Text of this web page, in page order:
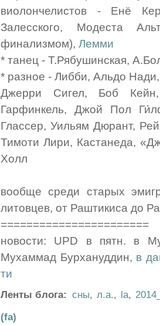
виолончелистов - Енё
Залесского, Модеста
финализмом), Лемми
* танец - Т.Рябушинская,
* разное - Либби, Альдо
Джерри Сигел, Боб
Гарфинкель, Джой Пол
Глассер, Уильям Дюрант,
Тимоти Лири, Кастанеда,
Холл
вообще среди старых
литовцев, от Раштикиса до
=======================
новости: UPD в пятн. в
Мухаммад Бурхануддин, в
ти
Ленты блога: сны, л.а., la,
(fa)